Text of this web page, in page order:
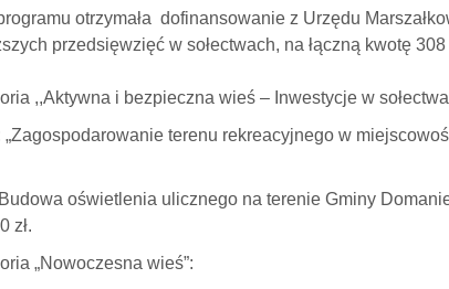
otrzymała dofinansowanie z Urzędu
przedsięwzięć w sołectwach, na łączną kwotę 308
,,Aktywna i bezpieczna wieś – Inwestycje w
terenu rekreacyjnego w
oświetlenia ulicznego na terenie Gminy
zł.
„Nowoczesna wieś”: